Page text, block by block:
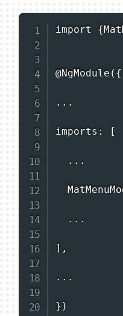
import
@NgModule({
...
imports: [
  ...
  ...
],
...
})